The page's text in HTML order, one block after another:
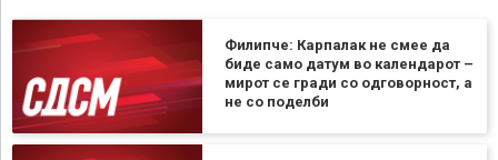
Филипче: Карпалак не смее да
биде само датум во календарот –
мирот се гради со одговорност, а
не со поделби